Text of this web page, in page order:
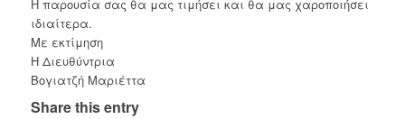
Η παρουσία σας θα μας τιμήσει και θα μας χαροποιήσει
ιδιαίτερα.
Με εκτίμηση
Η Διευθύντρια
Βογιατζή Μαριέττα
Share this entry